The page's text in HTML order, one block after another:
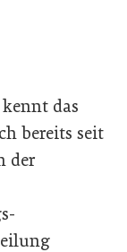
das
bereits seit
der